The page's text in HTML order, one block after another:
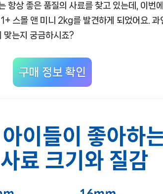
미
니
2kg”
사
용
우
리
강
아
항상 좋은 품질의 사료를 찾고 있는데, 이번
스몰 앤 미니 2kg를 발견하게 되었어요. 과
맞는지 궁금하시죠?
구매 정보 확인